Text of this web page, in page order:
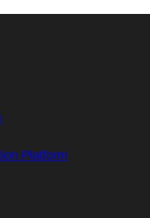
Platform